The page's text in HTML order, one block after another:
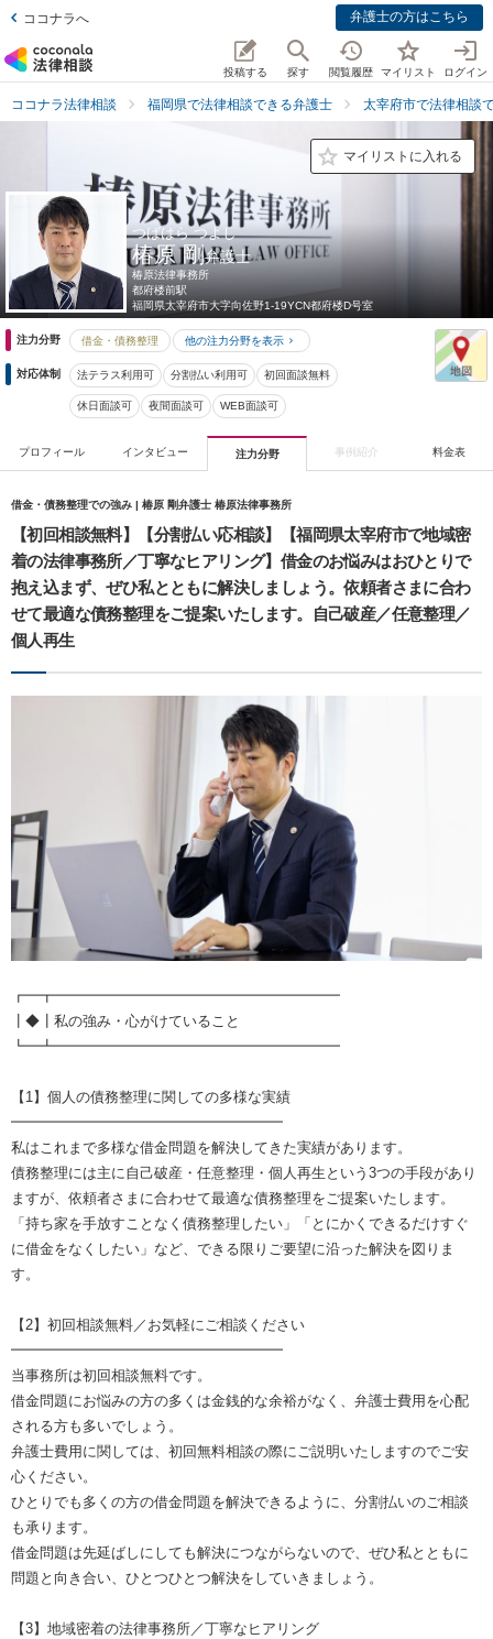
ココナラへ 弁護士の方はこちら
投稿する 探す 閲覧履歴 マイリスト ログイン
ココナラ法律相談 福岡県で法律相談できる弁護士 太宰府市で法律相談
マイリストに入れる
つばはら つよし
椿原 剛弁護士
椿原法律事務所
都府楼前駅
福岡県太宰府市大字向佐野1-19YCN都府楼D号室
注力分野 借金・債務整理 他の注力分野を表示
対応体制 法テラス利用可 分割払い利用可 初回面談無料
休日面談可 夜間面談可 WEB面談可
プロフィール インタビュー 注力分野 事例紹介 料金表
借金・債務整理での強み | 椿原 剛弁護士 椿原法律事務所
【初回相談無料】【分割払い応相談】【福岡県太宰府市で地域密
着の法律事務所／丁寧なヒアリング】借金のお悩みはおひとりで
抱え込まず、ぜひ私とともに解決しましょう。依頼者さまに合わ
せて最適な債務整理をご提案いたします。自己破産／任意整理／
個人再生
┏━┳━━━━━━━━━━━━━━━━━━━━
┃◆┃私の強み・心がけていること
┗━┻━━━━━━━━━━━━━━━━━━━━
【1】個人の債務整理に関しての多様な実績
━━━━━━━━━━━━━━━━━━━
私はこれまで多様な借金問題を解決してきた実績があります。
債務整理には主に自己破産・任意整理・個人再生という3つの手段があり
ますが、依頼者さまに合わせて最適な債務整理をご提案いたします。
「持ち家を手放すことなく債務整理したい」「とにかくできるだけすぐ
に借金をなくしたい」など、できる限りご要望に沿った解決を図りま
す。
【2】初回相談無料／お気軽にご相談ください
━━━━━━━━━━━━━━━━━━━
当事務所は初回相談無料です。
借金問題にお悩みの方の多くは金銭的な余裕がなく、弁護士費用を心配
される方も多いでしょう。
弁護士費用に関しては、初回無料相談の際にご説明いたしますのでご安
心ください。
ひとりでも多くの方の借金問題を解決できるように、分割払いのご相談
も承ります。
借金問題は先延ばしにしても解決につながらないので、ぜひ私とともに
問題と向き合い、ひとつひとつ解決をしていきましょう。
【3】地域密着の法律事務所／丁寧なヒアリング